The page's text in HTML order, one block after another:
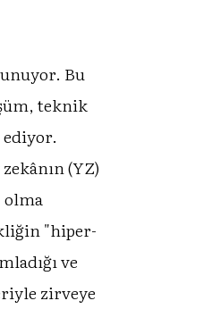
Bu
teknik
(YZ)
olma
"hiper-
ve
zirveye